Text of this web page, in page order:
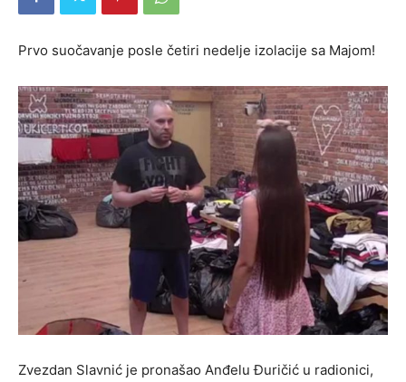
Prvo suočavanje posle četiri nedelje izolacije sa Majom!
Zvezdan Slavnić je pronašao Anđelu Đuričić u radionici,